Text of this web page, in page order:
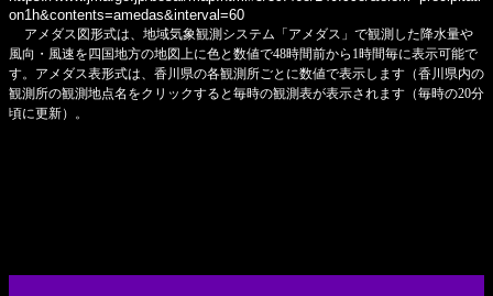
on1h&contents=amedas&interval=60
アメダス図形式は、地域気象観測システム「アメダス」で観測した降水量や
風向・風速を四国地方の地図上に色と数値で48時間前から1時間毎に表示可能で
す。アメダス表形式は、香川県の各観測所ごとに数値で表示します（香川県内の
観測所の観測地点名をクリックすると毎時の観測表が表示されます（毎時の20分
頃に更新）。